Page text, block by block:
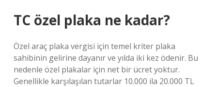
TC özel plaka ne kadar?
Özel araç plaka vergisi için temel kriter plaka
sahibinin gelirine dayanır ve yılda iki kez ödenir. Bu
nedenle özel plakalar için net bir ücret yoktur.
Genellikle karşılaşılan tutarlar 10.000 ila 20.000 TL